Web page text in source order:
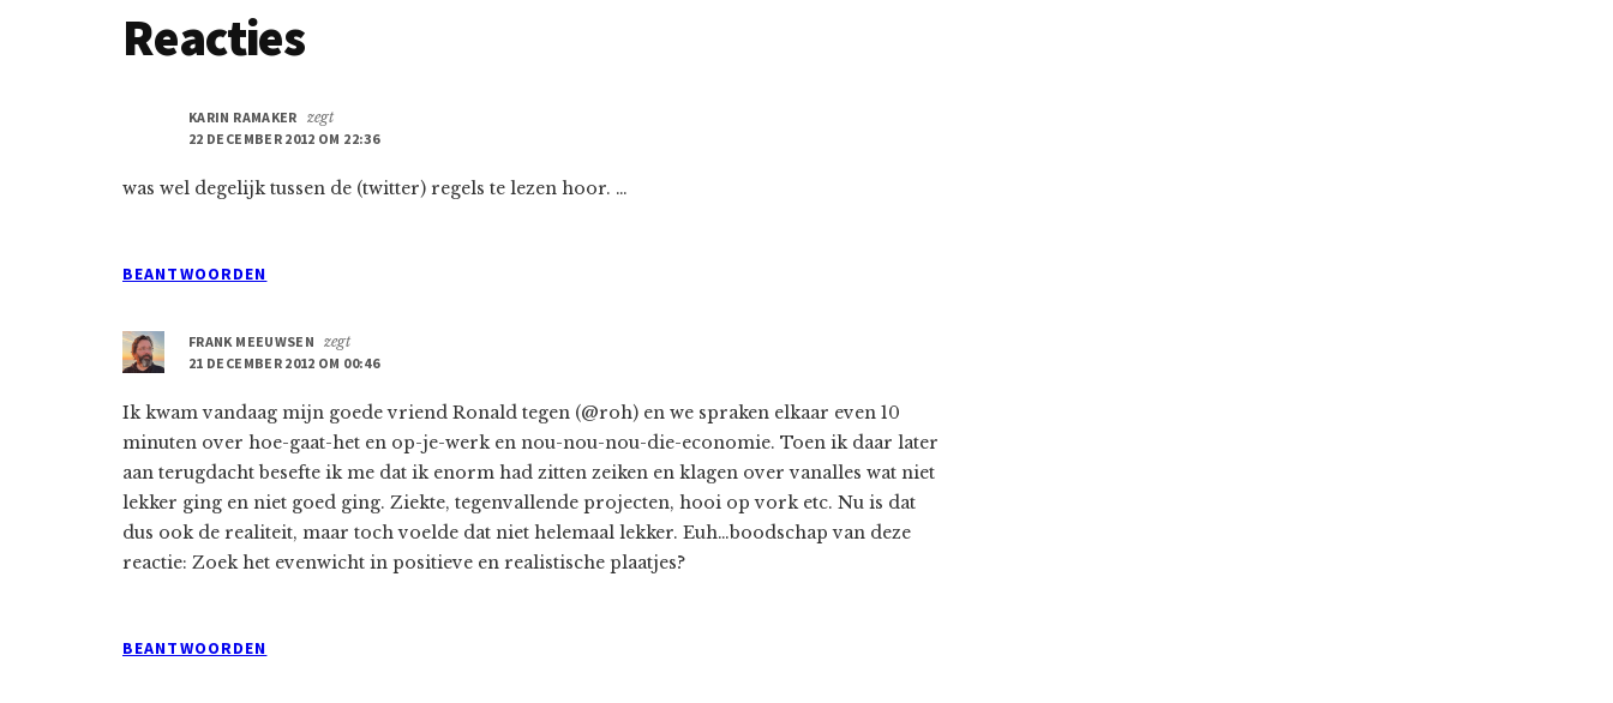
Lees
Reacties
KARIN RAMAKER zegt
22 DECEMBER 2012 OM 22:36
was wel degelijk tussen de (twitter) regels te lezen hoor. …
BEANTWOORDEN
FRANK MEEUWSEN
zegt
21 DECEMBER 2012 OM 00:46
Ik kwam vandaag mijn goede vriend Ronald tegen (@roh) en we spraken elkaar even 10
minuten over hoe-gaat-het en op-je-werk en nou-nou-nou-die-economie. Toen ik daar later
aan terugdacht besefte ik me dat ik enorm had zitten zeiken en klagen over vanalles wat niet
lekker ging en niet goed ging. Ziekte, tegenvallende projecten, hooi op vork etc. Nu is dat
dus ook de realiteit, maar toch voelde dat niet helemaal lekker. Euh…boodschap van deze
reactie: Zoek het evenwicht in positieve en realistische plaatjes?
BEANTWOORDEN